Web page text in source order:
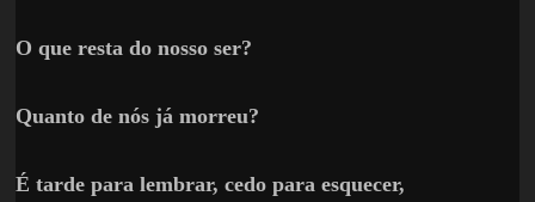
O que resta do nosso ser?
Quanto de nós já morreu?
É tarde para lembrar, cedo para esquecer,